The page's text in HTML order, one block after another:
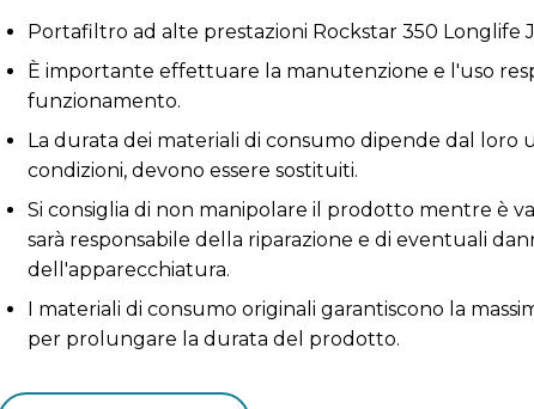
Portafiltro ad alte prestazioni Rockstar 350 Longlife
È importante effettuare la manutenzione e l'uso
funzionamento.
La durata dei materiali di consumo dipende dal loro
condizioni, devono essere sostituiti.
Si consiglia di non manipolare il prodotto mentre è
sarà responsabile della riparazione e di eventuali
dell'apparecchiatura.
I materiali di consumo originali garantiscono la
per prolungare la durata del prodotto.